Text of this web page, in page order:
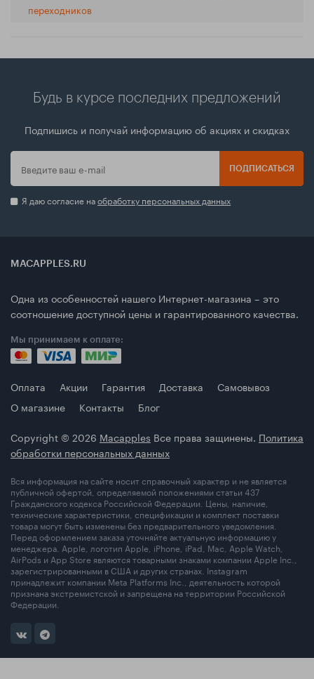
переходников
Будь в курсе последних предложений
Подпишись и получай информацию об акциях и скидках
ПОДПИСАТЬСЯ
Я даю согласие наобработку персональных данных
MACAPPLES.RU
Одна из особенностей нашего Интернет-магазина – это
соотношение доступной цены и гарантированного качества.
Мы принимаем к оплате:
Оплата Акции Гарантия Доставка
Самовывоз
О магазине
Контакты
Блог
Copyright © 2026 Macapples Все права защинены. Политика
обработки персональных данных
Вся информация на сайте носит справочный характер и не является
публичной офертой, определяемой положениями статьи 437
Гражданского кодекса Российской Федерации. Цены, наличие,
технические характеристики, спецификации и комплект поставки
товара могут быть изменены без предварительного уведомления.
Перед оформлением заказа уточняйте актуальную информацию у
менеджера. Apple, логотип Apple, iPhone, iPad, Mac, Apple Watch,
AirPods и App Store являются товарными знаками компании Apple Inc.,
зарегистрированными в США и других странах. Instagram
принадлежит компании Meta Platforms Inc., деятельность которой
признана экстремистской и запрещена на территории Российской
Федерации.